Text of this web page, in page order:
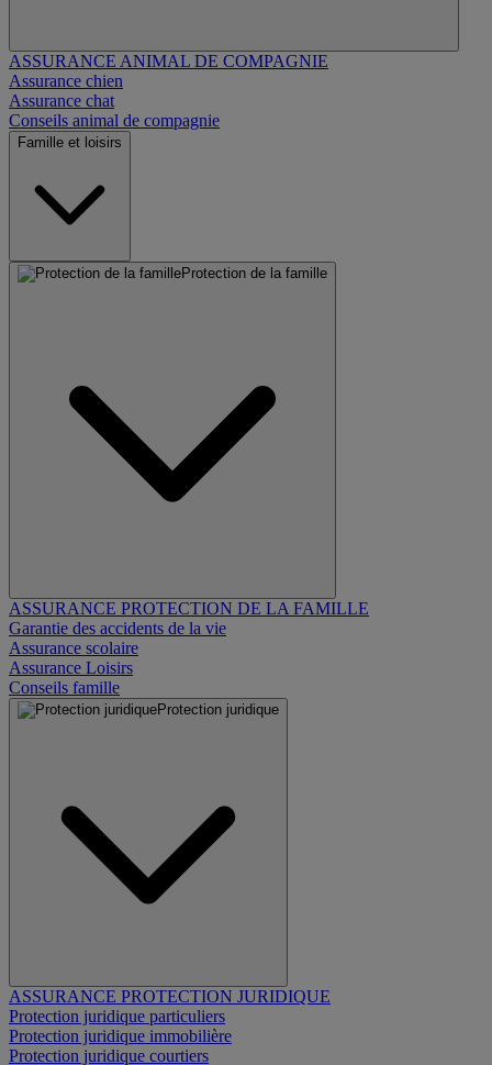
ASSURANCE ANIMAL DE COMPAGNIE
Assurance chien
Assurance chat
Conseils animal de compagnie
Famille et loisirs
Protection de la famille
ASSURANCE PROTECTION DE LA FAMILLE
Garantie des accidents de la vie
Assurance scolaire
Assurance Loisirs
Conseils famille
Protection juridique
ASSURANCE PROTECTION JURIDIQUE
Protection juridique particuliers
Protection juridique immobilière
Protection juridique courtiers